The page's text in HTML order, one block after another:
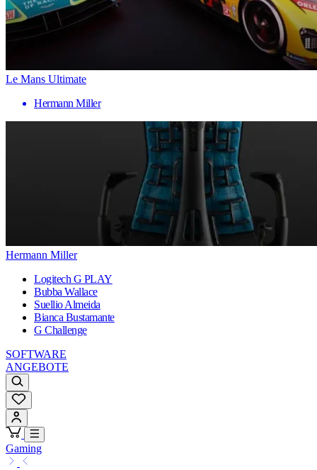
Le Mans Ultimate
Hermann Miller
Hermann Miller
Logitech G PLAY
Bubba Wallace
Suellio Almeida
Bianca Bustamante
G Challenge
SOFTWARE
ANGEBOTE
Gaming